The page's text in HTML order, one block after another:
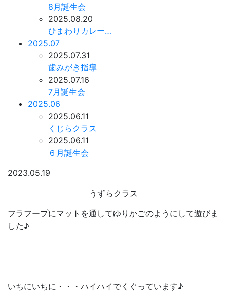
8月誕生会
2025.08.20
ひまわりカレー…
2025.07
2025.07.31
歯みがき指導
2025.07.16
7月誕生会
2025.06
2025.06.11
くじらクラス
2025.06.11
６月誕生会
2023.05.19
うずらクラス
フラフープにマットを通してゆりかごのようにして遊びま
した♪
いちにいちに・・・ハイハイでくぐっています♪